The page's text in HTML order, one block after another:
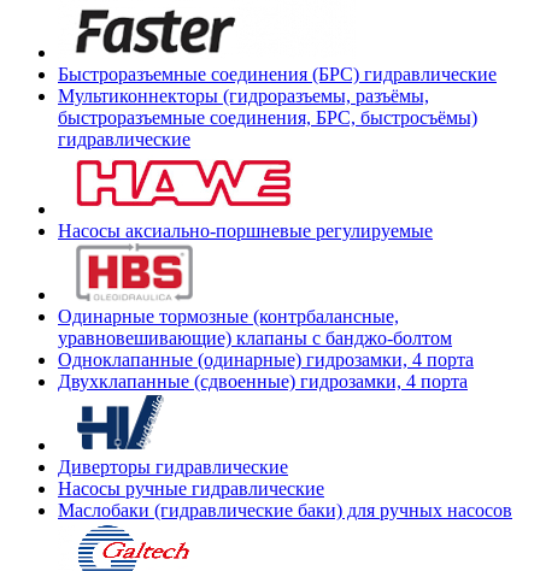
Быстроразъемные соединения (БРС) гидравлические
Мультиконнекторы (гидроразъемы, разъёмы,
быстроразъемные соединения, БРС, быстросъёмы)
гидравлические
Насосы аксиально-поршневые регулируемые
Одинарные тормозные (контрбалансные,
уравновешивающие) клапаны с банджо-болтом
Одноклапанные (одинарные) гидрозамки, 4 порта
Двухклапанные (сдвоенные) гидрозамки, 4 порта
Диверторы гидравлические
Насосы ручные гидравлические
Маслобаки (гидравлические баки) для ручных насосов